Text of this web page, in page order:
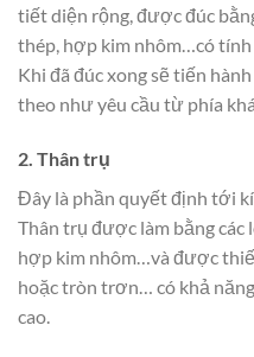
tiết diện rộng, được đúc
thép, hợp kim nhôm…có tính
Khi đã đúc xong sẽ tiến
theo như yêu cầu từ phía
2. Thân trụ
Đây là phần quyết định tới
Thân trụ được làm bằng
hợp kim nhôm…và được
hoặc tròn trơn… có khả
cao.